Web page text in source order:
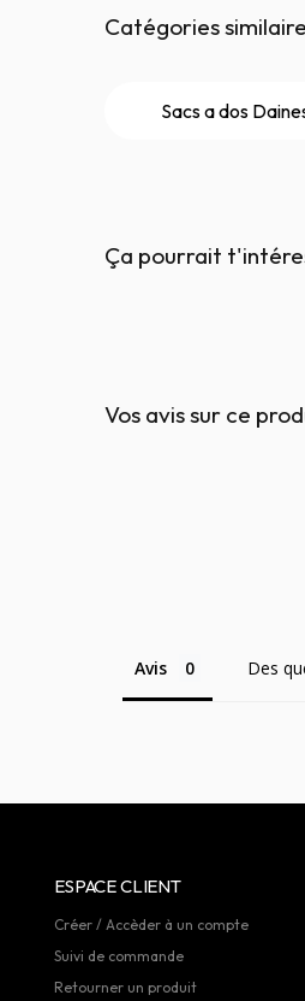
Catégories
Sacs a dos
Ça pourrait
Vos avis sur ce
Avis Des
ESPACE CLIENT
Créer / Accèder à un compte
Suivi de commande
Retourner un produit